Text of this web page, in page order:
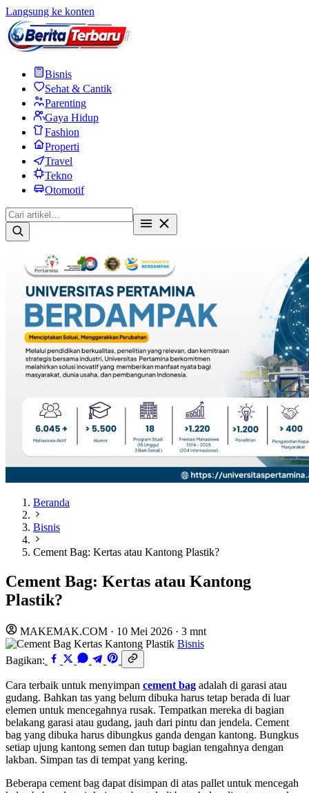
Langsung ke konten
Bisnis
Sehat & Cantik
Parenting
Gaya Hidup
Fashion
Properti
Travel
Tekno
Otomotif
Beranda
Bisnis
Cement Bag: Kertas atau Kantong Plastik?
Cement Bag: Kertas atau Kantong
Plastik?
MAKEMAK.COM · 10 Mei 2026 · 3 mnt
Bisnis
Bagikan:
Cara terbaik untuk menyimpan cement bag adalah di garasi atau
gudang. Bahkan tas yang belum dibuka harus tetap berada di luar
elemen untuk mencegahnya rusak. Tempatkan mereka di bagian
belakang garasi atau gudang, jauh dari pintu dan jendela. Cement
bag yang dibuka harus dibungkus ganda dengan kantong. Bungkus
setiap ujung kantong semen dan tutup bagian tengahnya dengan
lakban. Simpan tas di tempat yang kering.
Beberapa cement bag dapat disimpan di atas pallet untuk mencegah